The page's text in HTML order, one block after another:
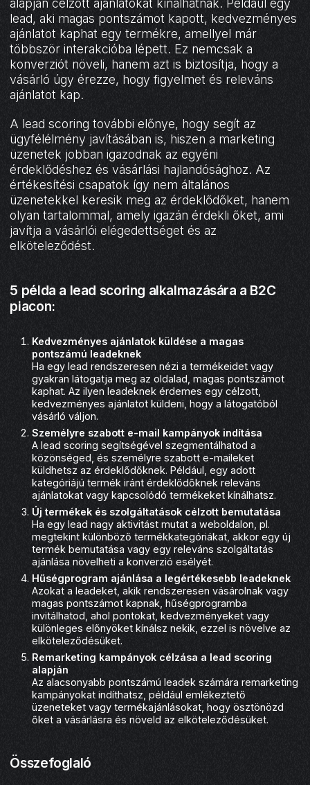
alapján célzott ajánlatokat kínálhatnak. Például egy
lead, aki magas pontszámot kapott, kedvezményes
ajánlatot kaphat egy termékre, amellyel már
többször interakcióba lépett. Ez nemcsak a
konverziót növeli, hanem azt is biztosítja, hogy a
vásárló úgy érezze, hogy figyelmet és releváns
ajánlatot kap.
A lead scoring további előnye, hogy segít az
ügyfélélmény javításában is, hiszen a marketing
üzenetek jobban igazodnak az egyéni
érdeklődéshez és vásárlási hajlandósághoz. Az
értékesítési csapatok így nem általános
üzenetekkel keresik meg az érdeklődőket, hanem
olyan tartalommal, amely igazán érdekli őket, ami
javítja a vásárlói elégedettséget és az
elköteleződést.
5 példa a lead scoring alkalmazására a B2C
piacon:
Kedvezményes ajánlatok küldése a magas
pontszámú leadeknek
Ha egy lead rendszeresen nézi a termékeidet vagy
gyakran látogatja meg az oldalad, magas pontszámot
kaphat. Az ilyen leadeknek érdemes egy célzott,
kedvezményes ajánlatot küldeni, hogy a látogatóból
vásárló váljon.
Személyre szabott e-mail kampányok indítása
A lead scoring segítségével szegmentálhatod a
közönséged, és személyre szabott e-maileket
küldhetsz az érdeklődőknek. Például, egy adott
kategóriájú termék iránt érdeklődőknek releváns
ajánlatokat vagy kapcsolódó termékeket kínálhatsz.
Új termékek és szolgáltatások célzott bemutatása
Ha egy lead nagy aktivitást mutat a weboldalon, pl.
megtekint különböző termékkategóriákat, akkor egy új
termék bemutatása vagy egy releváns szolgáltatás
ajánlása növelheti a konverzió esélyét.
Hűségprogram ajánlása a legértékesebb leadeknek
Azokat a leadeket, akik rendszeresen vásárolnak vagy
magas pontszámot kapnak, hűségprogramba
invitálhatod, ahol pontokat, kedvezményeket vagy
különleges előnyöket kínálsz nekik, ezzel is növelve az
elköteleződésüket.
Remarketing kampányok célzása a lead scoring
alapján
Az alacsonyabb pontszámú leadek számára remarketing
kampányokat indíthatsz, például emlékeztető
üzeneteket vagy termékajánlásokat, hogy ösztönözd
őket a vásárlásra és növeld az elköteleződésüket.
Összefoglaló